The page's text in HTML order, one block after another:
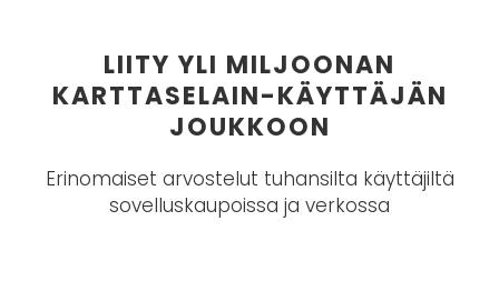
LIITY YLI MILJOONAN
KARTTASELAIN-KÄYTTÄJÄN
JOUKKOON
Erinomaiset arvostelut tuhansilta käyttäjiltä
sovelluskaupoissa ja verkossa